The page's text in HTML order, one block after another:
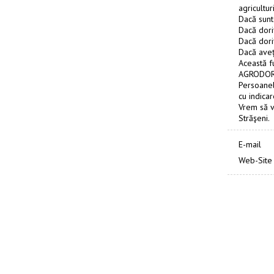
Dacă
Dacă
Dacă
Dacă
Această
cu
Vrem să
Străşeni.
E-mail
Web-Site